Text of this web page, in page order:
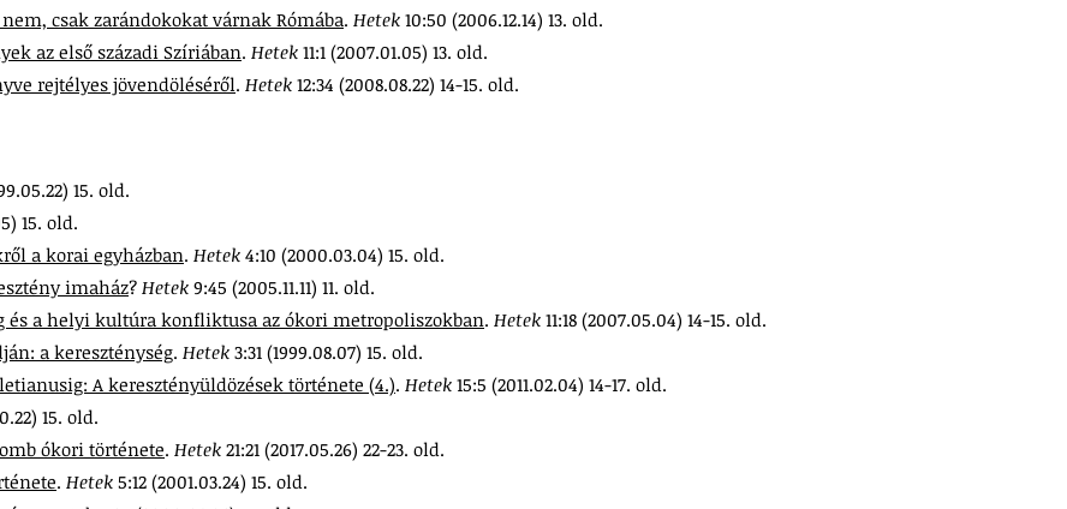
csak zarándokokat várnak Rómába. Hetek 10:50 (2006.12.14) 13. old.
az első századi Szíriában. Hetek 11:1 (2007.01.05) 13. old.
rejtélyes jövendöléséről. Hetek 12:34 (2008.08.22) 14-15. old.
15. old.
15. old.
a korai egyházban. Hetek 4:10 (2000.03.04) 15. old.
imaház? Hetek 9:45 (2005.11.11) 11. old.
és a helyi kultúra konfliktusa az ókori metropoliszokban. Hetek 11:18 (2007.05.04) 14-15. old.
a kereszténység. Hetek 3:31 (1999.08.07) 15. old.
A keresztényüldözések története (4.). Hetek 15:5 (2011.02.04) 14-17. old.
15. old.
ókori története. Hetek 21:21 (2017.05.26) 22-23. old.
. Hetek 5:12 (2001.03.24) 15. old.